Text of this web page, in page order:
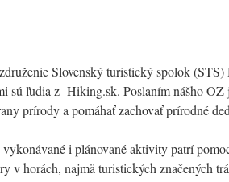
Slovenský turistický spolok
sú ľudia z Hiking.sk. Poslaním nášho
prírody a pomáhať zachovať prírodné
vykonávané i plánované aktivity patrí
v horách, najmä turistických značených